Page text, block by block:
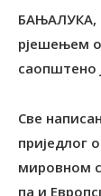
БАЊАЛУКА,
рјешењем
саопштено
Све
приједлог
мировном
па и